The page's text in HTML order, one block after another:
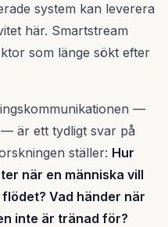
system kan leverera
här. Smartstream
som länge sökt efter
—
är ett tydligt svar på
ställer: Hur
när en människa vill
Vad händer när
inte är tränad för?